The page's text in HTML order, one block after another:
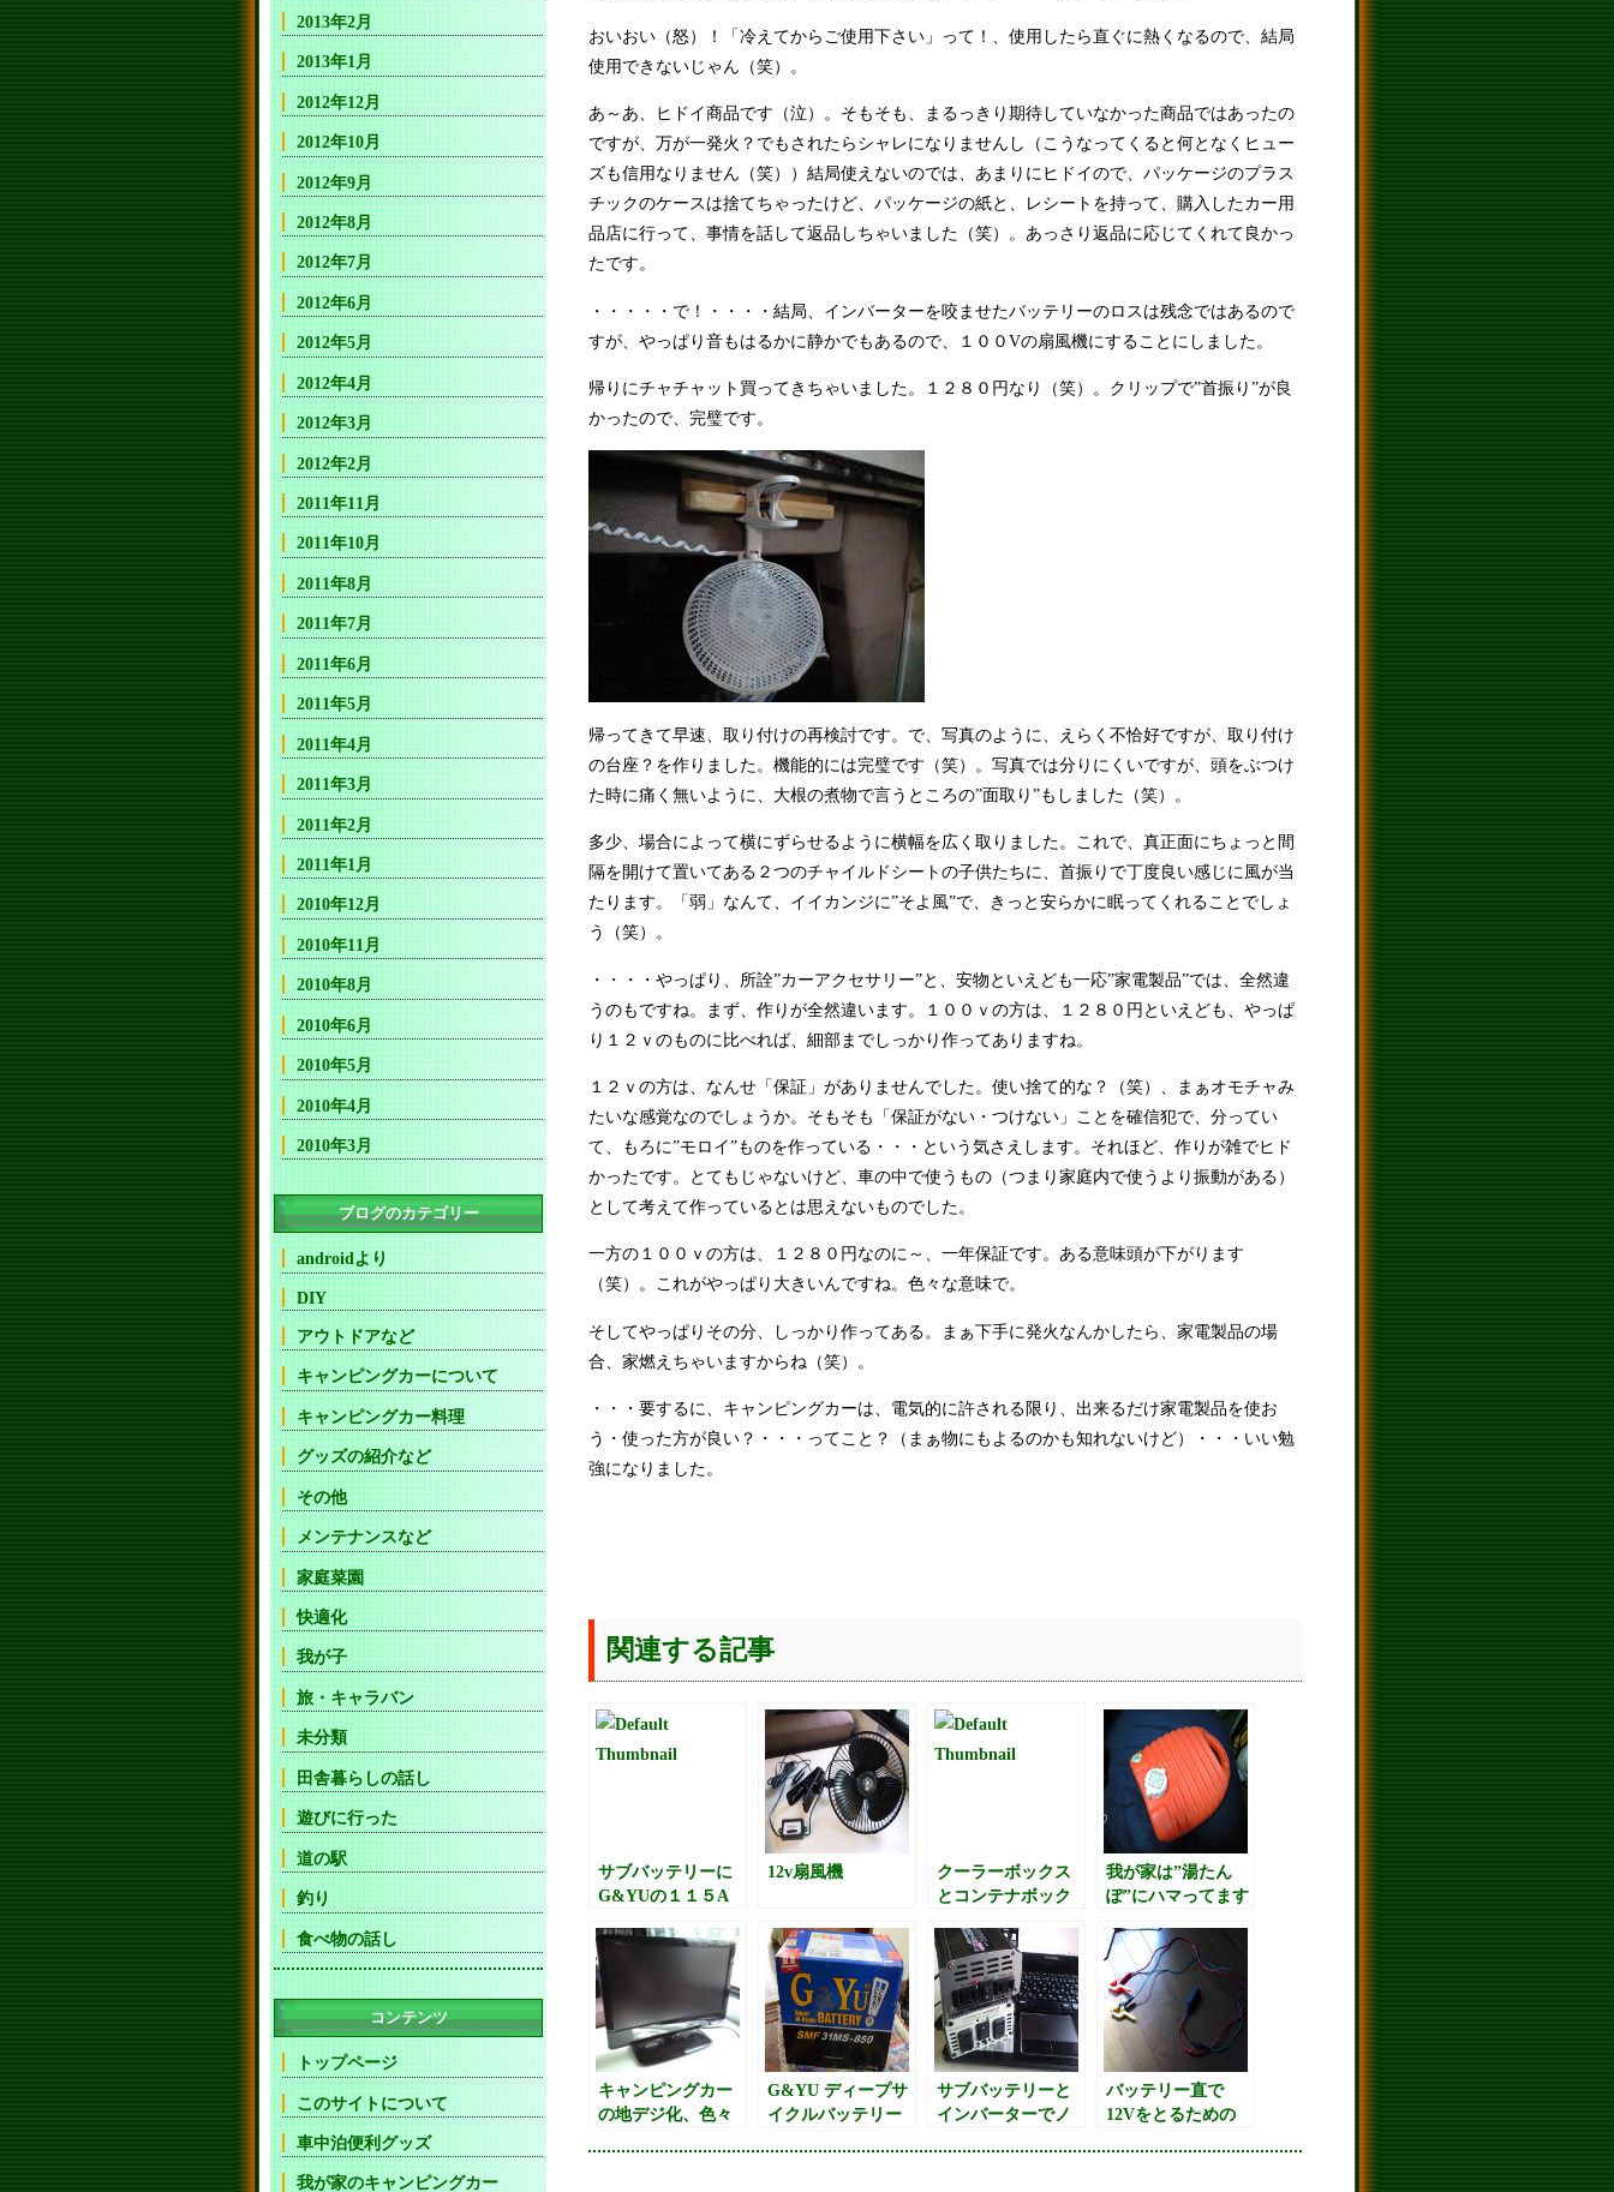
おいおい（怒）！「冷えてからご使用下さい」って！、使用したら直ぐに熱くなるので、結局
使用できないじゃん（笑）。
あ～あ、ヒドイ商品です（泣）。そもそも、まるっきり期待していなかった商品ではあったの
ですが、万が一発火？でもされたらシャレになりませんし（こうなってくると何となくヒュー
ズも信用なりません（笑））結局使えないのでは、あまりにヒドイので、パッケージのプラス
チックのケースは捨てちゃったけど、パッケージの紙と、レシートを持って、購入したカー用
品店に行って、事情を話して返品しちゃいました（笑）。あっさり返品に応じてくれて良かっ
たです。
・・・・・で！・・・・結局、インバーターを咬ませたバッテリーのロスは残念ではあるので
すが、やっぱり音もはるかに静かでもあるので、１００Vの扇風機にすることにしました。
帰りにチャチャット買ってきちゃいました。１２８０円なり（笑）。クリップで”首振り”が良
かったので、完璧です。
帰ってきて早速、取り付けの再検討です。で、写真のように、えらく不恰好ですが、取り付け
の台座？を作りました。機能的には完璧です（笑）。写真では分りにくいですが、頭をぶつけ
た時に痛く無いように、大根の煮物で言うところの”面取り”もしました（笑）。
多少、場合によって横にずらせるように横幅を広く取りました。これで、真正面にちょっと間
隔を開けて置いてある２つのチャイルドシートの子供たちに、首振りで丁度良い感じに風が当
たります。「弱」なんて、イイカンジに”そよ風”で、きっと安らかに眠ってくれることでしょ
う（笑）。
・・・・やっぱり、所詮”カーアクセサリー”と、安物といえども一応”家電製品”では、全然違
うのもですね。まず、作りが全然違います。１００ｖの方は、１２８０円といえども、やっぱ
り１２ｖのものに比べれば、細部までしっかり作ってありますね。
１２ｖの方は、なんせ「保証」がありませんでした。使い捨て的な？（笑）、まぁオモチャみ
たいな感覚なのでしょうか。そもそも「保証がない・つけない」ことを確信犯で、分ってい
て、もろに”モロイ”ものを作っている・・・という気さえします。それほど、作りが雑でヒド
かったです。とてもじゃないけど、車の中で使うもの（つまり家庭内で使うより振動がある）
として考えて作っているとは思えないものでした。
一方の１００ｖの方は、１２８０円なのに～、一年保証です。ある意味頭が下がります
（笑）。これがやっぱり大きいんですね。色々な意味で。
そしてやっぱりその分、しっかり作ってある。まぁ下手に発火なんかしたら、家電製品の場
合、家燃えちゃいますからね（笑）。
・・・要するに、キャンピングカーは、電気的に許される限り、出来るだけ家電製品を使お
う・使った方が良い？・・・ってこと？（まぁ物にもよるのかも知れないけど）・・・いい勉
強になりました。
関連する記事
サブバッテリーに
G&YUの１１５A
12v扇風機
クーラーボックス
とコンテナボック
我が家は”湯たん
ぽ”にハマってます
キャンピングカー
の地デジ化、色々
G&YU ディープサ
イクルバッテリー
サブバッテリーと
インバーターでノ
バッテリー直で
12Vをとるための
2013年2月
2013年1月
2012年12月
2012年10月
2012年9月
2012年8月
2012年7月
2012年6月
2012年5月
2012年4月
2012年3月
2012年2月
2011年11月
2011年10月
2011年8月
2011年7月
2011年6月
2011年5月
2011年4月
2011年3月
2011年2月
2011年1月
2010年12月
2010年11月
2010年8月
2010年6月
2010年5月
2010年4月
2010年3月
ブログのカテゴリー
androidより
DIY
アウトドアなど
キャンピングカーについて
キャンピングカー料理
グッズの紹介など
その他
メンテナンスなど
家庭菜園
快適化
我が子
旅・キャラバン
未分類
田舎暮らしの話し
遊びに行った
道の駅
釣り
食べ物の話し
コンテンツ
トップページ
このサイトについて
車中泊便利グッズ
我が家のキャンピングカー